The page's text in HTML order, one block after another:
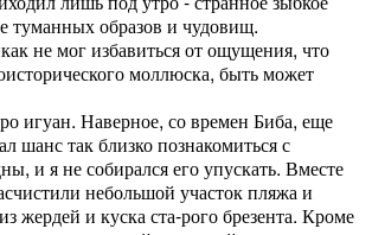
туманных образов и чудовищ.
не мог избавиться от ощущения, что
моллюска, быть может
игуан. Наверное, со времен Биба, еще
шанс так близко познакомиться с
и я не собирался его упускать. Вместе
небольшой участок пляжа и
жердей и куска ста-рого брезента. Кроме